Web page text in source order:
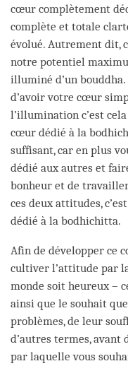
cœur complètement
complète et totale
évolué. Autrement dit,
notre potentiel
illuminé d’un
d’avoir votre cœur
l’illumination c’est
cœur dédié à la
suffisant, car en plus
dédié aux autres et
bonheur et de
ces deux attitudes,
dédié à la bodhichitta.
Afin de développer ce
cultiver l’attitude par
monde soit heureux –
ainsi que le souhait
problèmes, de leur
d’autres termes,
par laquelle vous